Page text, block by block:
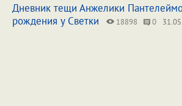
Дневник тещи Анжелики
рождения у Светки
18898 0